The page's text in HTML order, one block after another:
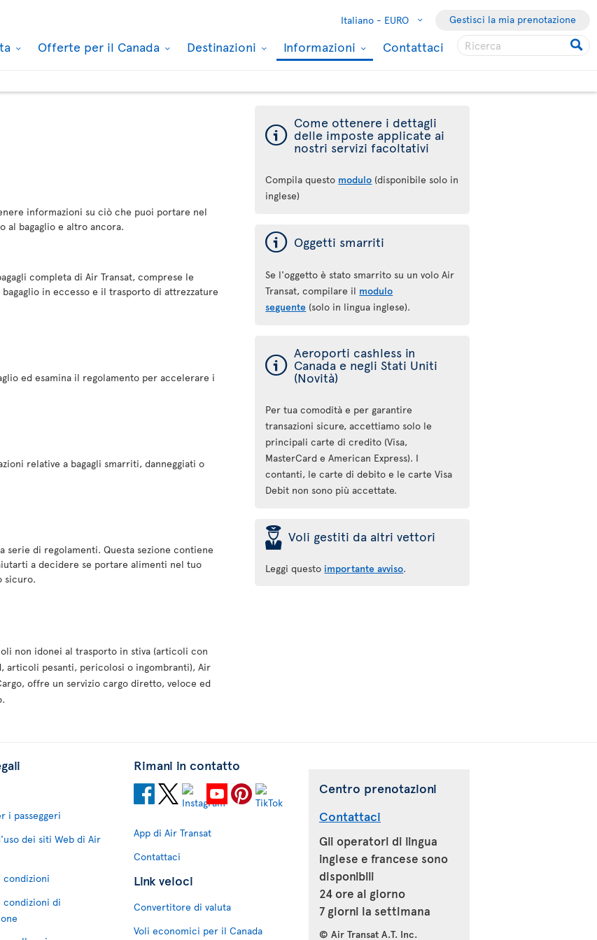
Italiano - EURO Gestisci la mia prenotazione
Offerte per il Canada Destinazioni Informazioni Contattaci
informazioni su ciò che puoi portare nel
al bagaglio e altro ancora.
completa di Air Transat, comprese le
in eccesso e il trasporto di attrezzature
ed esamina il regolamento per accelerare i
relative a bagagli smarriti, danneggiati o
serie di regolamenti. Questa sezione contiene
a decidere se portare alimenti nel tuo
sicuro.
non idonei al trasporto in stiva (articoli con
articoli pesanti, pericolosi o ingombranti), Air
offre un servizio cargo diretto, veloce ed
ý Come ottenere i dettagli
delle imposte applicate ai
nostri servizi facoltativi
Compila questo modulo (disponibile solo in
inglese)
ý Oggetti smarriti
Se l'oggetto è stato smarrito su un volo Air
Transat, compilare il modulo
seguente (solo in lingua inglese).
ý Aeroporti cashless in
Canada e negli Stati Uniti
(Novità)
Per tua comodità e per garantire
transazioni sicure, accettiamo solo le
principali carte di credito (Visa,
MasterCard e American Express). I
contanti, le carte di debito e le carte Visa
Debit non sono più accettate.
þ Voli gestiti da altri vettori
Leggi questo importante avviso.
i passeggeri
dei siti Web di Air
condizioni
condizioni di
Rimani in contatto
App di Air Transat
Contattaci
Link veloci
Convertitore di valuta
Voli economici per il Canada
Centro prenotazioni
Contattaci
Gli operatori di lingua
inglese e francese sono
disponibili
24 ore al giorno
7 giorni la settimana
© Air Transat A.T. Inc.